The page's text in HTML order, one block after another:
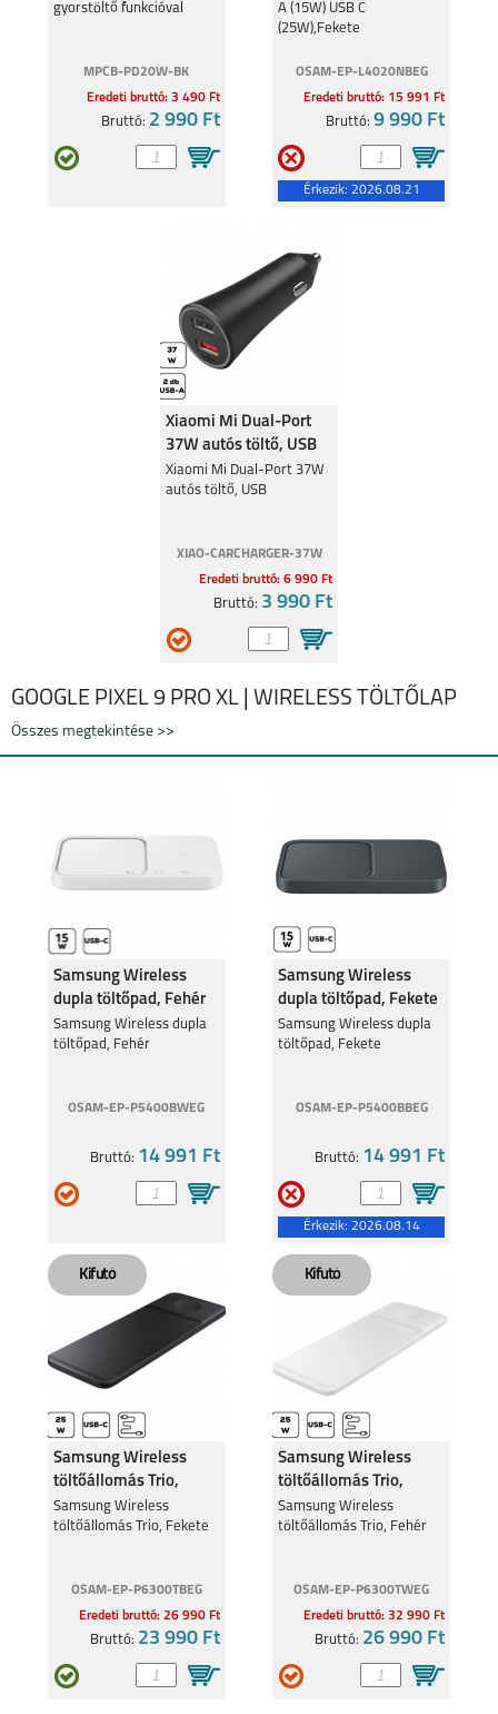
gyorstöltő funkcióval
MPCB-PD20W-BK
Eredeti bruttó: 3 490 Ft
Bruttó: 2 990 Ft
A (15W) USB C
(25W),Fekete
OSAM-EP-L4020NBEG
Eredeti bruttó: 15 991 Ft
Bruttó:9 990 Ft
Érkezik: 2026.08.21
Xiaomi Mi Dual-Port
37W autós töltő, USB
Xiaomi Mi Dual-Port 37W
autós töltő, USB
XIAO-CARCHARGER-37W
Eredeti bruttó: 6 990 Ft
Bruttó: 3 990 Ft
GOOGLE PIXEL 9 PRO XL | WIRELESS TÖLTŐLAP
Összes megtekintése >>
Samsung Wireless
dupla töltőpad, Fehér
Samsung Wireless dupla
töltőpad, Fehér
OSAM-EP-P5400BWEG
Bruttó: 14 991 Ft
Samsung Wireless
dupla töltőpad, Fekete
Samsung Wireless dupla
töltőpad, Fekete
OSAM-EP-P5400BBEG
Bruttó: 14 991 Ft
Érkezik: 2026.08.14
Samsung Wireless
töltőállomás Trio,
Fekete
Samsung Wireless
töltőállomás Trio, Fekete
OSAM-EP-P6300TBEG
Eredeti bruttó: 26 990 Ft
Bruttó: 23 990 Ft
Samsung Wireless
töltőállomás Trio,
Fehér
Samsung Wireless
töltőállomás Trio, Fehér
OSAM-EP-P6300TWEG
Eredeti bruttó: 32 990 Ft
Bruttó: 26 990 Ft